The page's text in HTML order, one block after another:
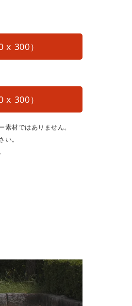
x 300）
x 300）
材ではありません。
。